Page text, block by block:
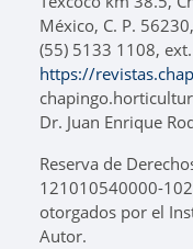
México, C. P.
(55) 5133 1108,
https://
Dr. Juan Enrique
Reserva de
121010540000-
otorgados por el
Autor.